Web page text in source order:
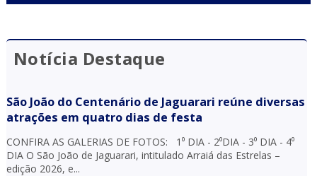
Notícia Destaque
São João do Centenário de Jaguarari reúne diversas
atrações em quatro dias de festa
CONFIRA AS GALERIAS DE FOTOS: 1⁰ DIA - 2⁰DIA - 3⁰ DIA - 4⁰
DIA O São João de Jaguarari, intitulado Arraiá das Estrelas –
edição 2026, e...